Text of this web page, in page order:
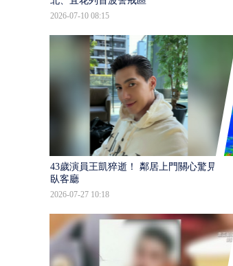
2026-07-10 08:15
43歲演員王凱猝逝！ 鄰居上門關心驚見倒
臥客廳
2026-07-27 10:18